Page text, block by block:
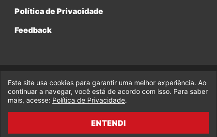
Política de Privacidade
Feedback
© 2017-2026 Legado da Marvel, uma empresa da Legado
Enterprises.
fabiolobo
Este site usa cookies para garantir uma melhor experiência. Ao
continuar a navegar, você está de acordo com isso. Para saber
mais, acesse: Política de Privacidade.
ENTENDI